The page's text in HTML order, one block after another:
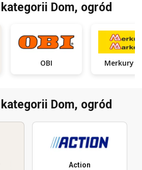
Dom, ogród
OBI
Dom, ogród
Action